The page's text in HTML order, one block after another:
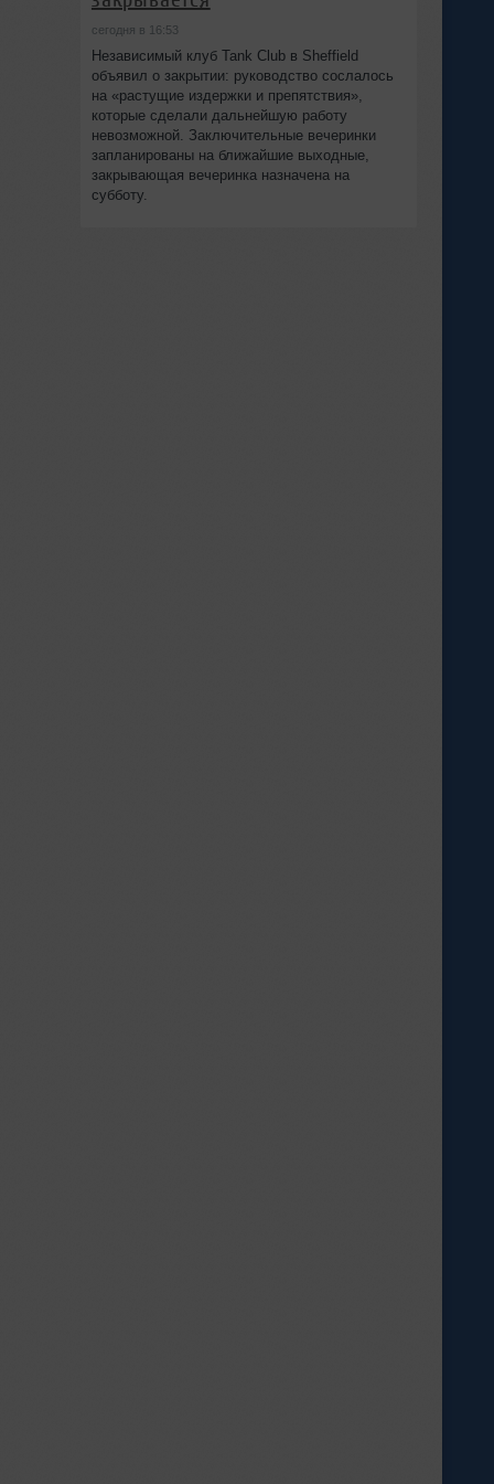
сегодня в 16:53
Независимый клуб Tank Club в Sheffield
объявил о закрытии: руководство сослалось
на «растущие издержки и препятствия»,
которые сделали дальнейшую работу
невозможной. Заключительные вечеринки
запланированы на ближайшие выходные,
закрывающая вечеринка назначена на
субботу.